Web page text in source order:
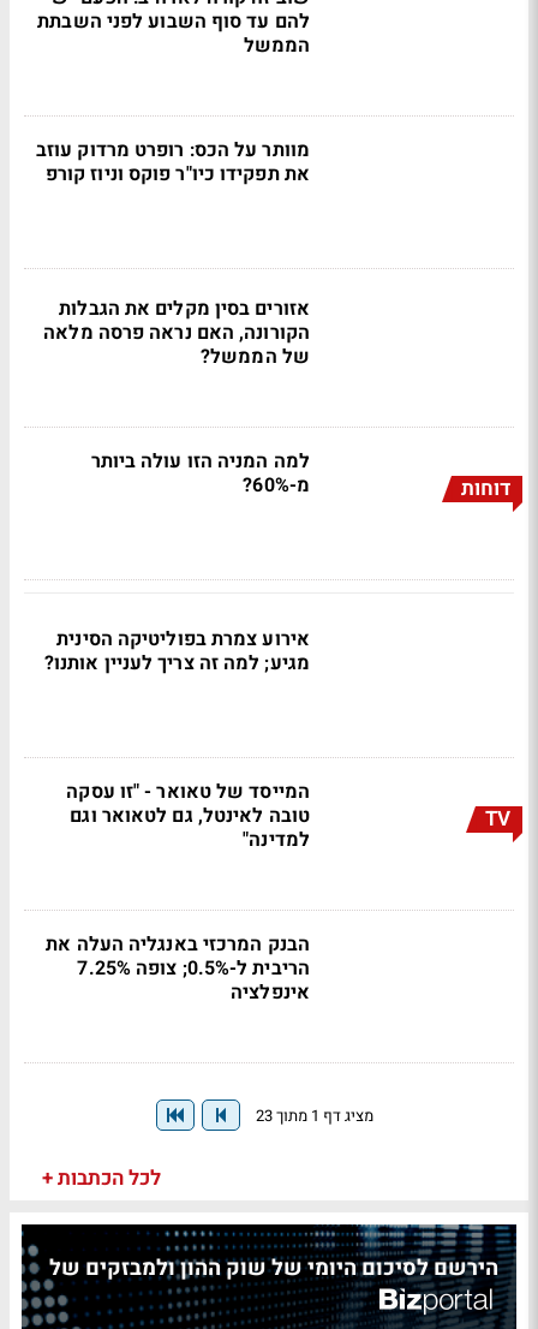
להם עד סוף השבוע לפני השבתת
הממשל
מוותר על הכס: רופרט מרדוק עוזב
את תפקידו כיו"ר פוקס וניוז קורפ
אזורים בסין מקלים את הגבלות
הקורונה, האם נראה פרסה מלאה
של הממשל?
דוחות
למה המניה הזו עולה ביותר
מ-60%?
אירוע צמרת בפוליטיקה הסינית
מגיע; למה זה צריך לעניין אותנו?
TV
המייסד של טאואר - "זו עסקה
טובה לאינטל, גם לטאואר וגם
למדינה"
הבנק המרכזי באנגליה העלה את
הריבית ל-0.5%; צופה 7.25%
אינפלציה
מציג דף 1 מתוך 23
לכל הכתבות +
הירשם לסיכום היומי של שוק ההון ולמבזקים של